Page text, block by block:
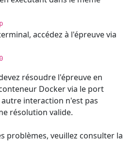
accédez à l'épreuve via
résoudre l'épreuve en
Docker via le port
interaction n'est pas
résolution valide.
problèmes, veuillez consulter la